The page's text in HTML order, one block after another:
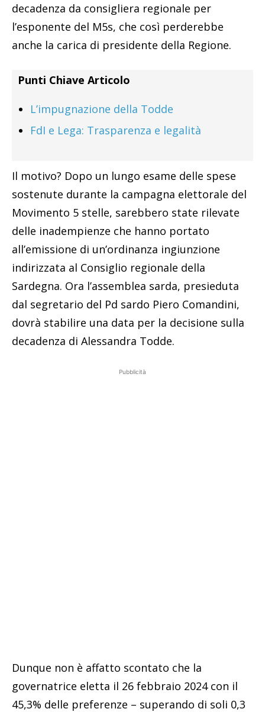
decadenza da consigliera regionale per
l’esponente del M5s, che così perderebbe
anche la carica di presidente della Regione.
Punti Chiave Articolo
L’impugnazione della Todde
FdI e Lega: Trasparenza e legalità
Il motivo? Dopo un lungo esame delle spese
sostenute durante la campagna elettorale del
Movimento 5 stelle, sarebbero state rilevate
delle inadempienze che hanno portato
all’emissione di un’ordinanza ingiunzione
indirizzata al Consiglio regionale della
Sardegna. Ora l’assemblea sarda, presieduta
dal segretario del Pd sardo Piero Comandini,
dovrà stabilire una data per la decisione sulla
decadenza di Alessandra Todde.
Pubblicità
Dunque non è affatto scontato che la
governatrice eletta il 26 febbraio 2024 con il
45,3% delle preferenze – superando di soli 0,3